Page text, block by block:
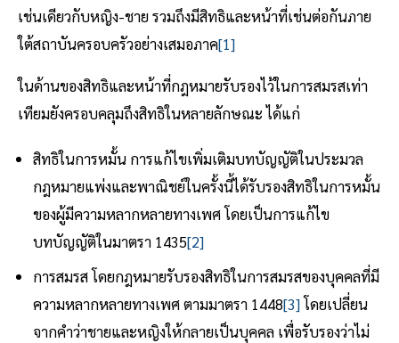
เช่นเดียวกับหญิง-ชาย รวมถึงมีสิทธิและหน้าที่เช่นต่อกันภาย
ใต้สถาบันครอบครัวอย่างเสมอภาค[1]
ในด้านของสิทธิและหน้าที่กฎหมายรับรองไว้ในการสมรสเท่า
เทียมยังครอบคลุมถึงสิทธิในหลายลักษณะ ได้แก่
สิทธิในการหมั้น การแก้ไขเพิ่มเติมบทบัญญัติในประมวล
กฎหมายแพ่งและพาณิชย์ในครั้งนี้ได้รับรองสิทธิในการหมั้น
ของผู้มีความหลากหลายทางเพศ โดยเป็นการแก้ไข
บทบัญญัติในมาตรา 1435[2]
การสมรส โดยกฎหมายรับรองสิทธิในการสมรสของบุคคลที่มี
ความหลากหลายทางเพศ ตามมาตรา 1448[3]โดยเปลี่ยน
จากคำว่าชายและหญิงให้กลายเป็นบุคคล เพื่อรับรองว่าไม่